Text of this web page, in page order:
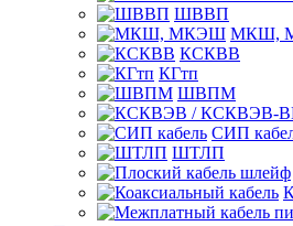
ШВВП
МКШ,
КСКВВ
КГтп
ШВПМ
СИП
ШТЛП